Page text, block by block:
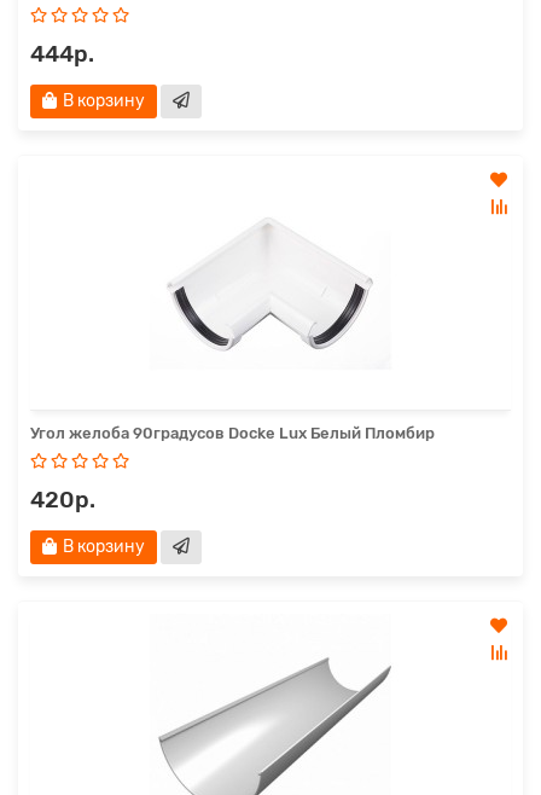
444р.
В корзину
Угол желоба 90градусов Docke Lux Белый Пломбир
420р.
В корзину